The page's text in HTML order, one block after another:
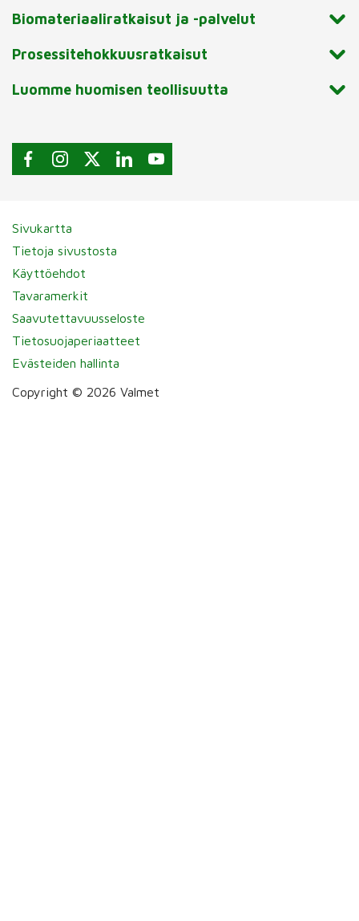
Biomateriaaliratkaisut ja -palvelut
Prosessitehokkuusratkaisut
Luomme huomisen teollisuutta
Sivukartta
Tietoja sivustosta
Käyttöehdot
Tavaramerkit
Saavutettavuusseloste
Tietosuojaperiaatteet
Evästeiden hallinta
Copyright © 2026 Valmet